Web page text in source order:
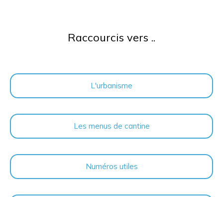
Raccourcis vers ..
L'urbanisme
Les menus de cantine
Numéros utiles